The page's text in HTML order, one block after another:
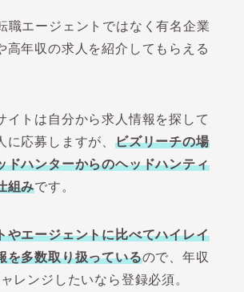
職エージェントではなく有名企業
高年収の求人を紹介してもらえる
イトは自分から求人情報を探して
に応募しますが、 ビズリーチの場
ドハンターからのヘッドハンティ
組みです。
やエージェントに比べてハイレイ
を多数取り扱っているので、年収
レンジしたいなら登録必須。